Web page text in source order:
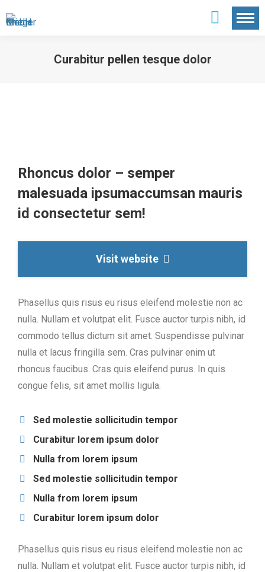
Curabitur pellen tesque dolor
Rhoncus dolor – semper
malesuada ipsumaccumsan mauris
id consectetur sem!
Visit website
Phasellus quis risus eu risus eleifend molestie non ac
nulla. Nullam et volutpat elit. Fusce auctor turpis nibh, id
commodo tellus dictum sit amet. Suspendisse pulvinar
nulla et lacus fringilla sem. Cras pulvinar enim ut
rhoncus faucibus. Cras quis eleifend purus. In quis
congue felis, sit amet mollis ligula.
Sed molestie sollicitudin tempor
Curabitur lorem ipsum dolor
Nulla from lorem ipsum
Sed molestie sollicitudin tempor
Nulla from lorem ipsum
Curabitur lorem ipsum dolor
Phasellus quis risus eu risus eleifend molestie non ac
nulla. Nullam et volutpat elit. Fusce auctor turpis nibh, id